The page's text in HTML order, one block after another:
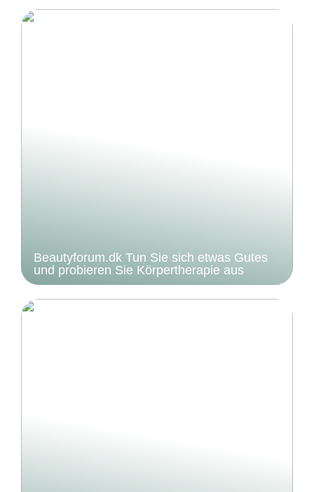
Beautyforum.dk Tun Sie sich etwas Gutes
und probieren Sie Körpertherapie aus